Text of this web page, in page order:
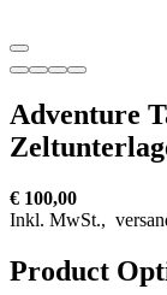
Adventure
€ 100,00
Inkl. MwSt.,
Product